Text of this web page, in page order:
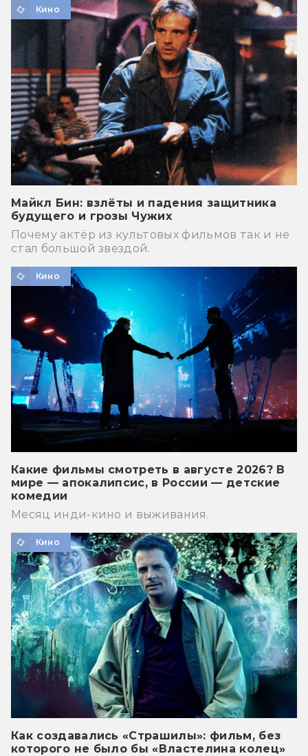
Кино
Майкл Бин: взлёты и падения защитника
будущего и грозы Чужих
Почему актёр из культовых фильмов так и не
стал большой звездой.
Кино
Какие фильмы смотреть в августе 2026? В
мире — апокалипсис, в России — детские
комедии
Месяц инди-кино и выживания.
Кино
Как создавались «Страшилы»: фильм, без
которого не было бы «Властелина колец»